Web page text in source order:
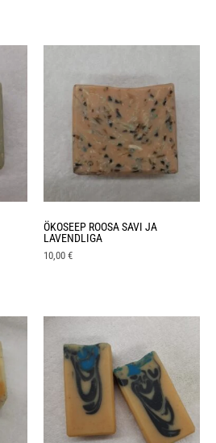
ÖKOSEEP ROOSA SAVI JA
LAVENDLIGA
10,00 €